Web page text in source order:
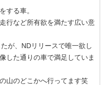
する車。
行など所有欲を満たす広い意
が、NDリリースで唯一欲し
した通りの車で満足していま
山のどこかへ行ってます笑